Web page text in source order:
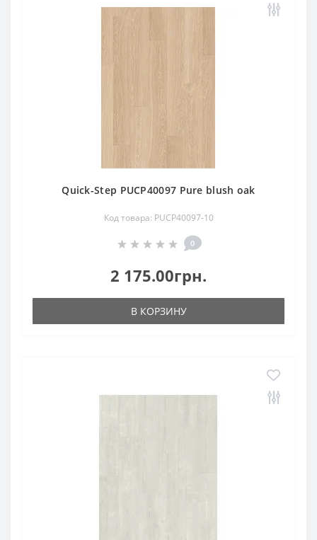
Quick-Step PUCP40097 Pure blush oak
Код товара: PUCP40097-10
0
2 175.00грн.
В КОРЗИНУ